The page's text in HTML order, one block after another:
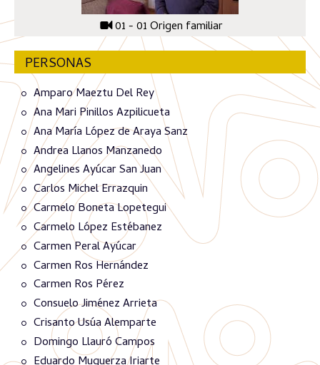
01 - 01 Origen familiar
PERSONAS
Amparo Maeztu Del Rey
Ana Mari Pinillos Azpilicueta
Ana María López de Araya Sanz
Andrea Llanos Manzanedo
Angelines Ayúcar San Juan
Carlos Michel Errazquin
Carmelo Boneta Lopetegui
Carmelo López Estébanez
Carmen Peral Ayúcar
Carmen Ros Hernández
Carmen Ros Pérez
Consuelo Jiménez Arrieta
Crisanto Usúa Alemparte
Domingo Llauró Campos